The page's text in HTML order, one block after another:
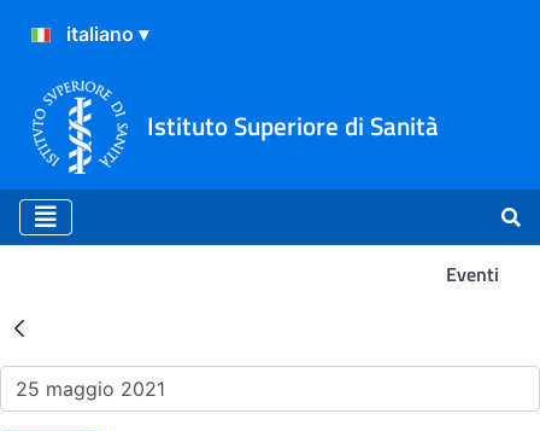
Istituto Superiore di Sanità
Eventi
Risultati della Ricerca -